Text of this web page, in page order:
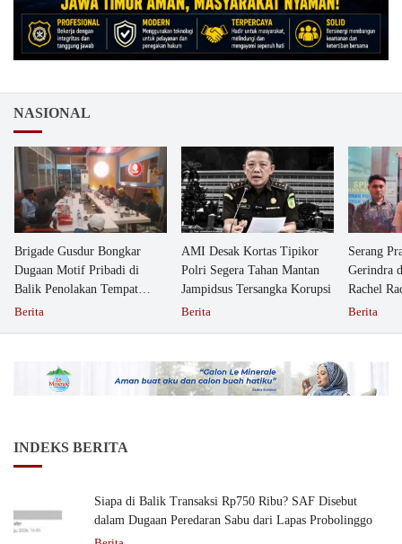
NASIONAL
Brigade Gusdur Bongkar
Dugaan Motif Pribadi di
Balik Penolakan Tempat
Ibadah GKJW Bangil
Berita
AMI Desak Kortas Tipikor
Polri Segera Tahan Mantan
Jampidsus Tersangka Korupsi
Berita
Serang
Gerindra
Rachel
Berita
INDEKS BERITA
Siapa di Balik Transaksi Rp750 Ribu? SAF Disebut
dalam Dugaan Peredaran Sabu dari Lapas Probolinggo